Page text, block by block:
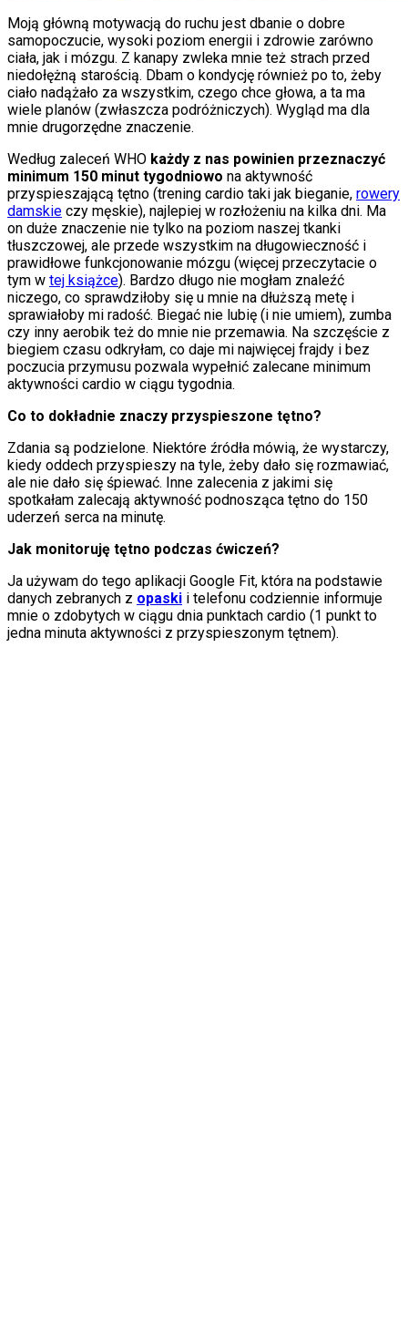
Moją główną motywacją do ruchu jest dbanie o dobre
samopoczucie, wysoki poziom energii i zdrowie zarówno
ciała, jak i mózgu. Z kanapy zwleka mnie też strach przed
niedołężną starością. Dbam o kondycję również po to, żeby
ciało nadążało za wszystkim, czego chce głowa, a ta ma
wiele planów (zwłaszcza podróżniczych). Wygląd ma dla
mnie drugorzędne znaczenie.
Według zaleceń WHO każdy z nas powinien przeznaczyć
minimum 150 minut tygodniowo na aktywność
przyspieszającą tętno (trening cardio taki jak bieganie, rowery
damskie czy męskie), najlepiej w rozłożeniu na kilka dni. Ma
on duże znaczenie nie tylko na poziom naszej tkanki
tłuszczowej, ale przede wszystkim na długowieczność i
prawidłowe funkcjonowanie mózgu (więcej przeczytacie o
tym w tej książce). Bardzo długo nie mogłam znaleźć
niczego, co sprawdziłoby się u mnie na dłuższą metę i
sprawiałoby mi radość. Biegać nie lubię (i nie umiem), zumba
czy inny aerobik też do mnie nie przemawia. Na szczęście z
biegiem czasu odkryłam, co daje mi najwięcej frajdy i bez
poczucia przymusu pozwala wypełnić zalecane minimum
aktywności cardio w ciągu tygodnia.
Co to dokładnie znaczy przyspieszone tętno?
Zdania są podzielone. Niektóre źródła mówią, że wystarczy,
kiedy oddech przyspieszy na tyle, żeby dało się rozmawiać,
ale nie dało się śpiewać. Inne zalecenia z jakimi się
spotkałam zalecają aktywność podnosząca tętno do 150
uderzeń serca na minutę.
Jak monitoruję tętno podczas ćwiczeń?
Ja używam do tego aplikacji Google Fit, która na podstawie
danych zebranych z opaski i telefonu codziennie informuje
mnie o zdobytych w ciągu dnia punktach cardio (1 punkt to
jedna minuta aktywności z przyspieszonym tętnem).